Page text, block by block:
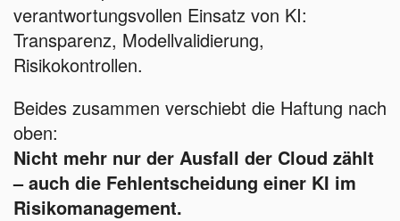
verantwortungsvollen Einsatz von KI:
Transparenz, Modellvalidierung,
Risikokontrollen.
Beides zusammen verschiebt die Haftung nach
oben:
Nicht mehr nur der Ausfall der Cloud zählt
– auch die Fehlentscheidung einer KI im
Risikomanagement.